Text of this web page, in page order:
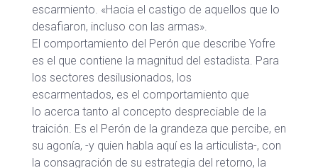
escarmiento. «Hacia el castigo de aquellos que lo
desafiaron, incluso con las armas».
El comportamiento del Perón que describe Yofre
es el que contiene la magnitud del estadista. Para
los sectores desilusionados, los
escarmentados, es el comportamiento que
lo acerca tanto al concepto despreciable de la
traición. Es el Perón de la grandeza que percibe, en
su agonía, -y quien habla aquí es la articulista-, con
la consagración de su estrategia del retorno, la